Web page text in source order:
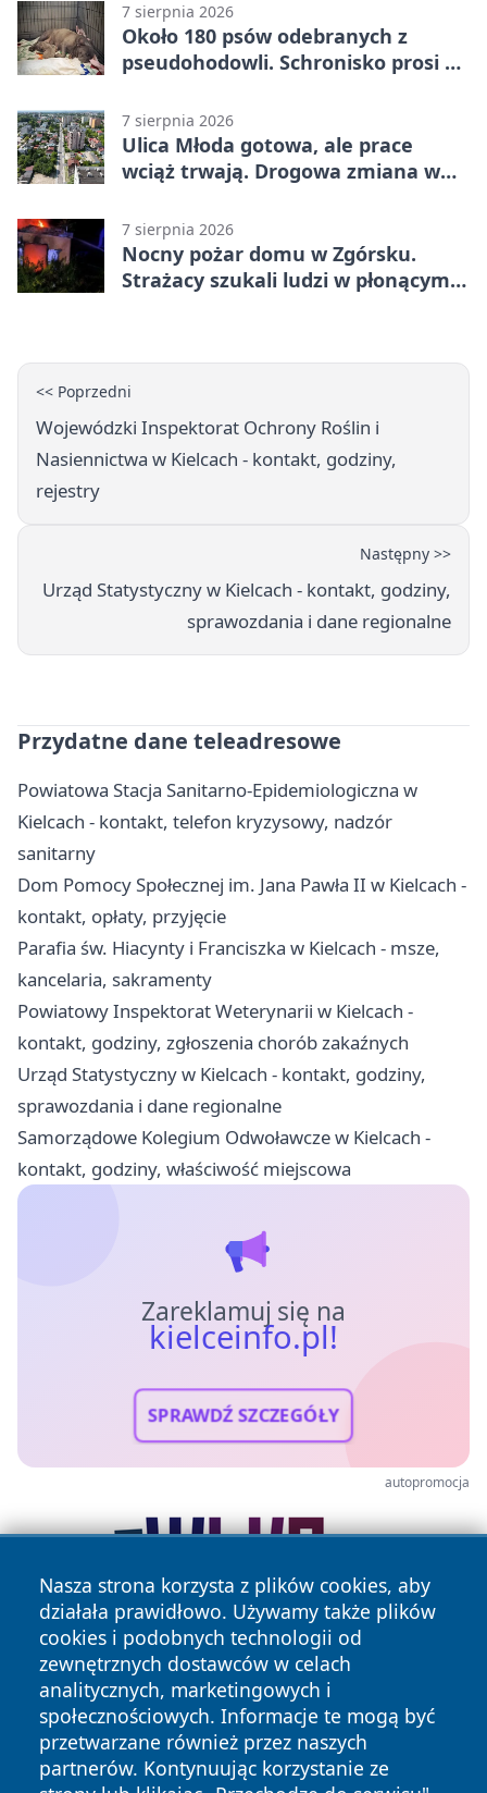
7 sierpnia 2026
Około 180 psów odebranych z
pseudohodowli. Schronisko prosi o
7 sierpnia 2026
Ulica Młoda gotowa, ale prace
wciąż trwają. Drogowa zmiana w
7 sierpnia 2026
Nocny pożar domu w Zgórsku.
Strażacy szukali ludzi w płonącym
<< Poprzedni
Wojewódzki Inspektorat Ochrony Roślin i
Nasiennictwa w Kielcach - kontakt, godziny,
rejestry
Następny >>
Urząd Statystyczny w Kielcach - kontakt, godziny,
sprawozdania i dane regionalne
Przydatne dane teleadresowe
Powiatowa Stacja Sanitarno-Epidemiologiczna w
Kielcach - kontakt, telefon kryzysowy, nadzór
sanitarny
Dom Pomocy Społecznej im. Jana Pawła II w Kielcach -
kontakt, opłaty, przyjęcie
Parafia św. Hiacynty i Franciszka w Kielcach - msze,
kancelaria, sakramenty
Powiatowy Inspektorat Weterynarii w Kielcach -
kontakt, godziny, zgłoszenia chorób zakaźnych
Urząd Statystyczny w Kielcach - kontakt, godziny,
sprawozdania i dane regionalne
Samorządowe Kolegium Odwoławcze w Kielcach -
kontakt, godziny, właściwość miejscowa
Zareklamuj się na
kielceinfo.pl!
SPRAWDŹ SZCZEGÓŁY
autopromocja
Nasza strona korzysta z plików cookies, aby
działała prawidłowo. Używamy także plików
cookies i podobnych technologii od
zewnętrznych dostawców w celach
analitycznych, marketingowych i
społecznościowych. Informacje te mogą być
przetwarzane również przez naszych
partnerów. Kontynuując korzystanie ze
Copyright © 2026 kielceinfo.pl Wszystkie prawa zastrzeżone.